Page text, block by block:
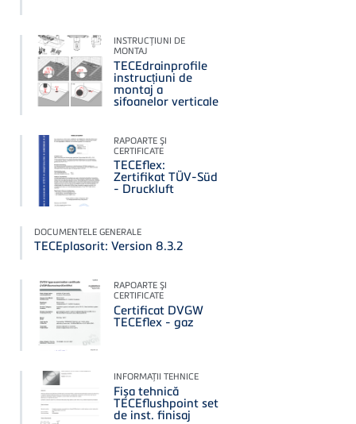
INSTRUCŢIUNI DE
MONTAJ
TECEdrainprofile
instrucțiuni de
montaj a
sifoanelor verticale
RAPOARTE ŞI
CERTIFICATE
TECEflex:
Zertifikat TÜV-Süd
- Druckluft
DOCUMENTELE GENERALE
TECEplasorit: Version 8.3.2
RAPOARTE ŞI
CERTIFICATE
Certificat DVGW
TECEflex - gaz
INFORMAŢII TEHNICE
Fișa tehnică
TECEflushpoint set
de inst. finisaj